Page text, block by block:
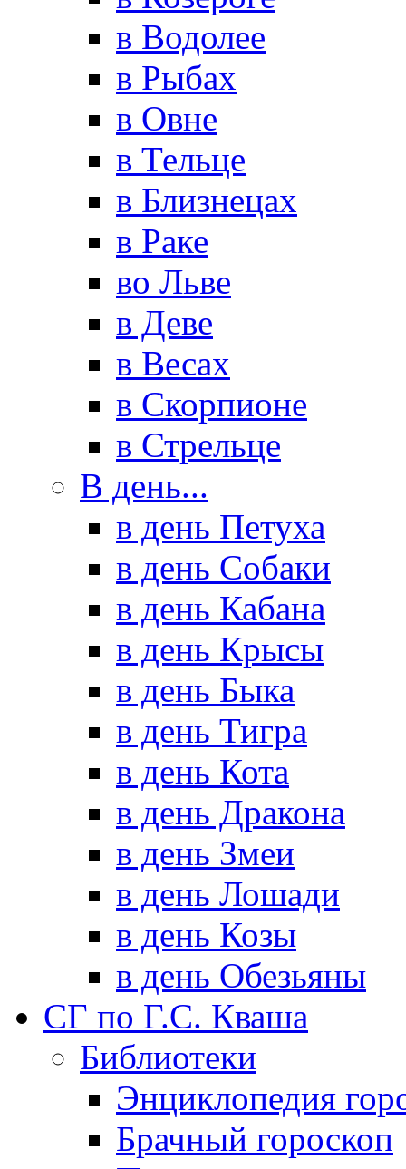
в Водолее
в Рыбах
в Овне
в Тельце
в Близнецах
в Раке
во Льве
в Деве
в Весах
в Скорпионе
в Стрельце
В день...
в день Петуха
в день Собаки
в день Кабана
в день Крысы
в день Быка
в день Тигра
в день Кота
в день Дракона
в день Змеи
в день Лошади
в день Козы
в день Обезьяны
СГ по Г.С. Кваша
Библиотеки
Энциклопедия
Брачный гороскоп